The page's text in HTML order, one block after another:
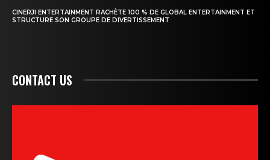
CINERJI ENTERTAINMENT RACHÈTE 100 % DE GLOBAL ENTERTAINMENT ET
STRUCTURE SON GROUPE DE DIVERTISSEMENT
CONTACT US